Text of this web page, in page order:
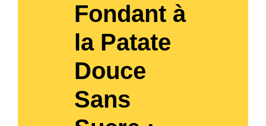
Fondant à
la Patate
Douce
Sans